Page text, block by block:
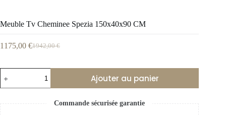
Meuble Tv Cheminee Spezia 150x40x90 CM
1942,00€
1175,00 €
Ajouter au panier
Commande sécurisée garantie